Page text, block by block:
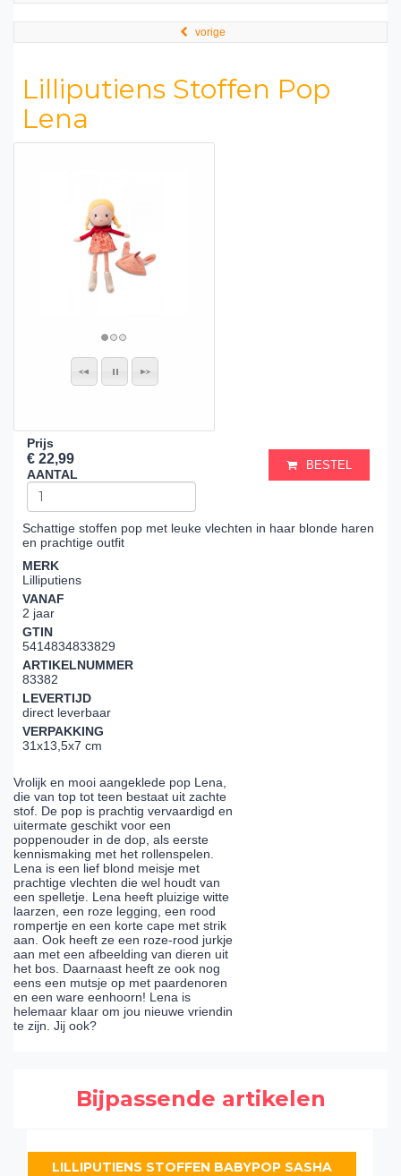
vorige
Lilliputiens Stoffen Pop
Lena
Prijs
€ 22,99
AANTAL
BESTEL
Schattige stoffen pop met leuke vlechten in haar blonde haren
en prachtige outfit
MERK
Lilliputiens
VANAF
2 jaar
GTIN
5414834833829
ARTIKELNUMMER
83382
LEVERTIJD
direct leverbaar
VERPAKKING
31x13,5x7 cm
Vrolijk en mooi aangeklede pop Lena,
die van top tot teen bestaat uit zachte
stof. De pop is prachtig vervaardigd en
uitermate geschikt voor een
poppenouder in de dop, als eerste
kennismaking met het rollenspelen.
Lena is een lief blond meisje met
prachtige vlechten die wel houdt van
een spelletje. Lena heeft pluizige witte
laarzen, een roze legging, een rood
rompertje en een korte cape met strik
aan. Ook heeft ze een roze-rood jurkje
aan met een afbeelding van dieren uit
het bos. Daarnaast heeft ze ook nog
eens een mutsje op met paardenoren
en een ware eenhoorn! Lena is
helemaar klaar om jou nieuwe vriendin
te zijn. Jij ook?
Bijpassende artikelen
LILLIPUTIENS STOFFEN BABYPOP SASHA